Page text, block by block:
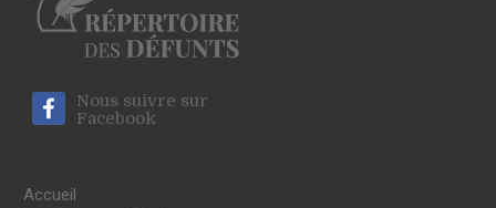
Nous suivre sur
Facebook
Accueil